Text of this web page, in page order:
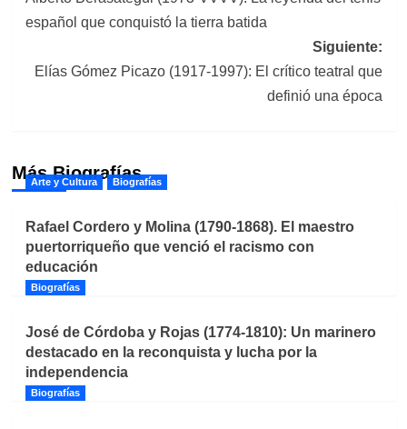
de
entradas
español que conquistó la tierra batida
Siguiente:
Elías Gómez Picazo (1917-1997): El crítico teatral que
definió una época
Más Biografías
Arte y Cultura Biografías
Rafael Cordero y Molina (1790-1868). El maestro
puertorriqueño que venció el racismo con
educación
Biografías
José de Córdoba y Rojas (1774-1810): Un marinero
destacado en la reconquista y lucha por la
independencia
Biografías